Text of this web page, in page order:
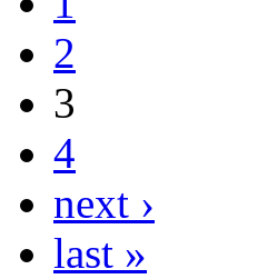
2
3
4
next ›
last »